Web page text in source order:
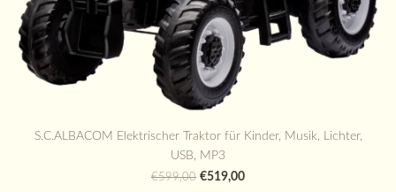
S.C.ALBACOM Elektrischer Traktor für Kinder, Musik, Lichter,
USB, MP3
€599,00 €519,00